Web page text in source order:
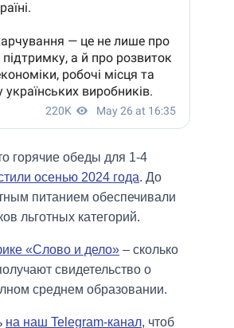
горячие обеды для 1-4
осенью 2024 года. До
питанием обеспечивали
льготных категорий.
«Слово и дело» – сколько
свидетельство о
среднем образовании.
на наш Telegram-канал, чтоб